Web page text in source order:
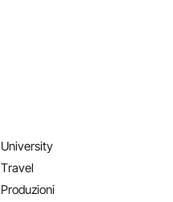
University
Travel
Produzioni